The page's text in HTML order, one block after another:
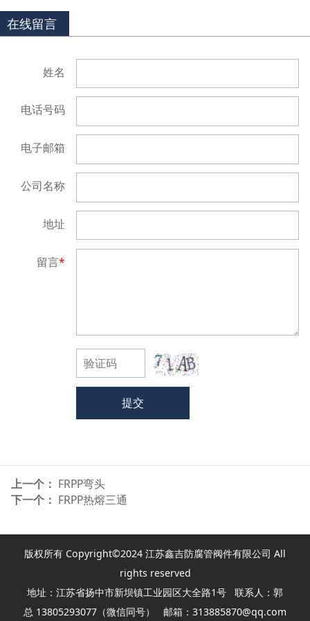
在线留言
姓名
电话号码
电子邮箱
公司名称
地址
留言*
提交
上一个： FRPP弯头
下一个： FRPP热熔三通
版权所有 Copyright©2024 江苏鑫吉防腐管阀件有限公司 All
rights reserved
地址：江苏省扬中市新坝镇工业园区大全路1号 联系人：郭
总 13805293077（微信同号） 邮箱：313885870@qq.com